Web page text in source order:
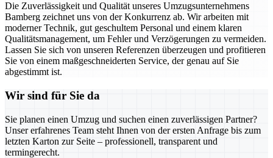
Die Zuverlässigkeit und Qualität unseres Umzugsunternehmens
Bamberg zeichnet uns von der Konkurrenz ab. Wir arbeiten mit
moderner Technik, gut geschultem Personal und einem klaren
Qualitätsmanagement, um Fehler und Verzögerungen zu vermeiden.
Lassen Sie sich von unseren Referenzen überzeugen und profitieren
Sie von einem maßgeschneiderten Service, der genau auf Sie
abgestimmt ist.
Wir sind für Sie da
Sie planen einen Umzug und suchen einen zuverlässigen Partner?
Unser erfahrenes Team steht Ihnen von der ersten Anfrage bis zum
letzten Karton zur Seite – professionell, transparent und
termingerecht.